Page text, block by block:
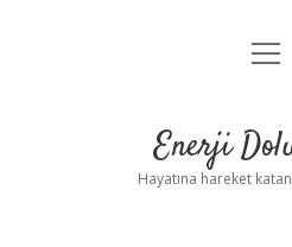
Yasal
Enerji
Hayatına hareket